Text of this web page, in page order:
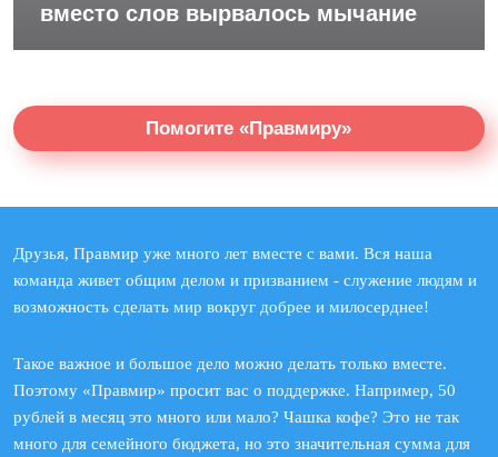
вместо слов вырвалось мычание
Помогите «Правмиру»
Друзья, Правмир уже много лет вместе с вами. Вся наша
команда живет общим делом и призванием - служение людям и
возможность сделать мир вокруг добрее и милосерднее!
Такое важное и большое дело можно делать только вместе.
Поэтому «Правмир» просит вас о поддержке. Например, 50
рублей в месяц это много или мало? Чашка кофе? Это не так
много для семейного бюджета, но это значительная сумма для